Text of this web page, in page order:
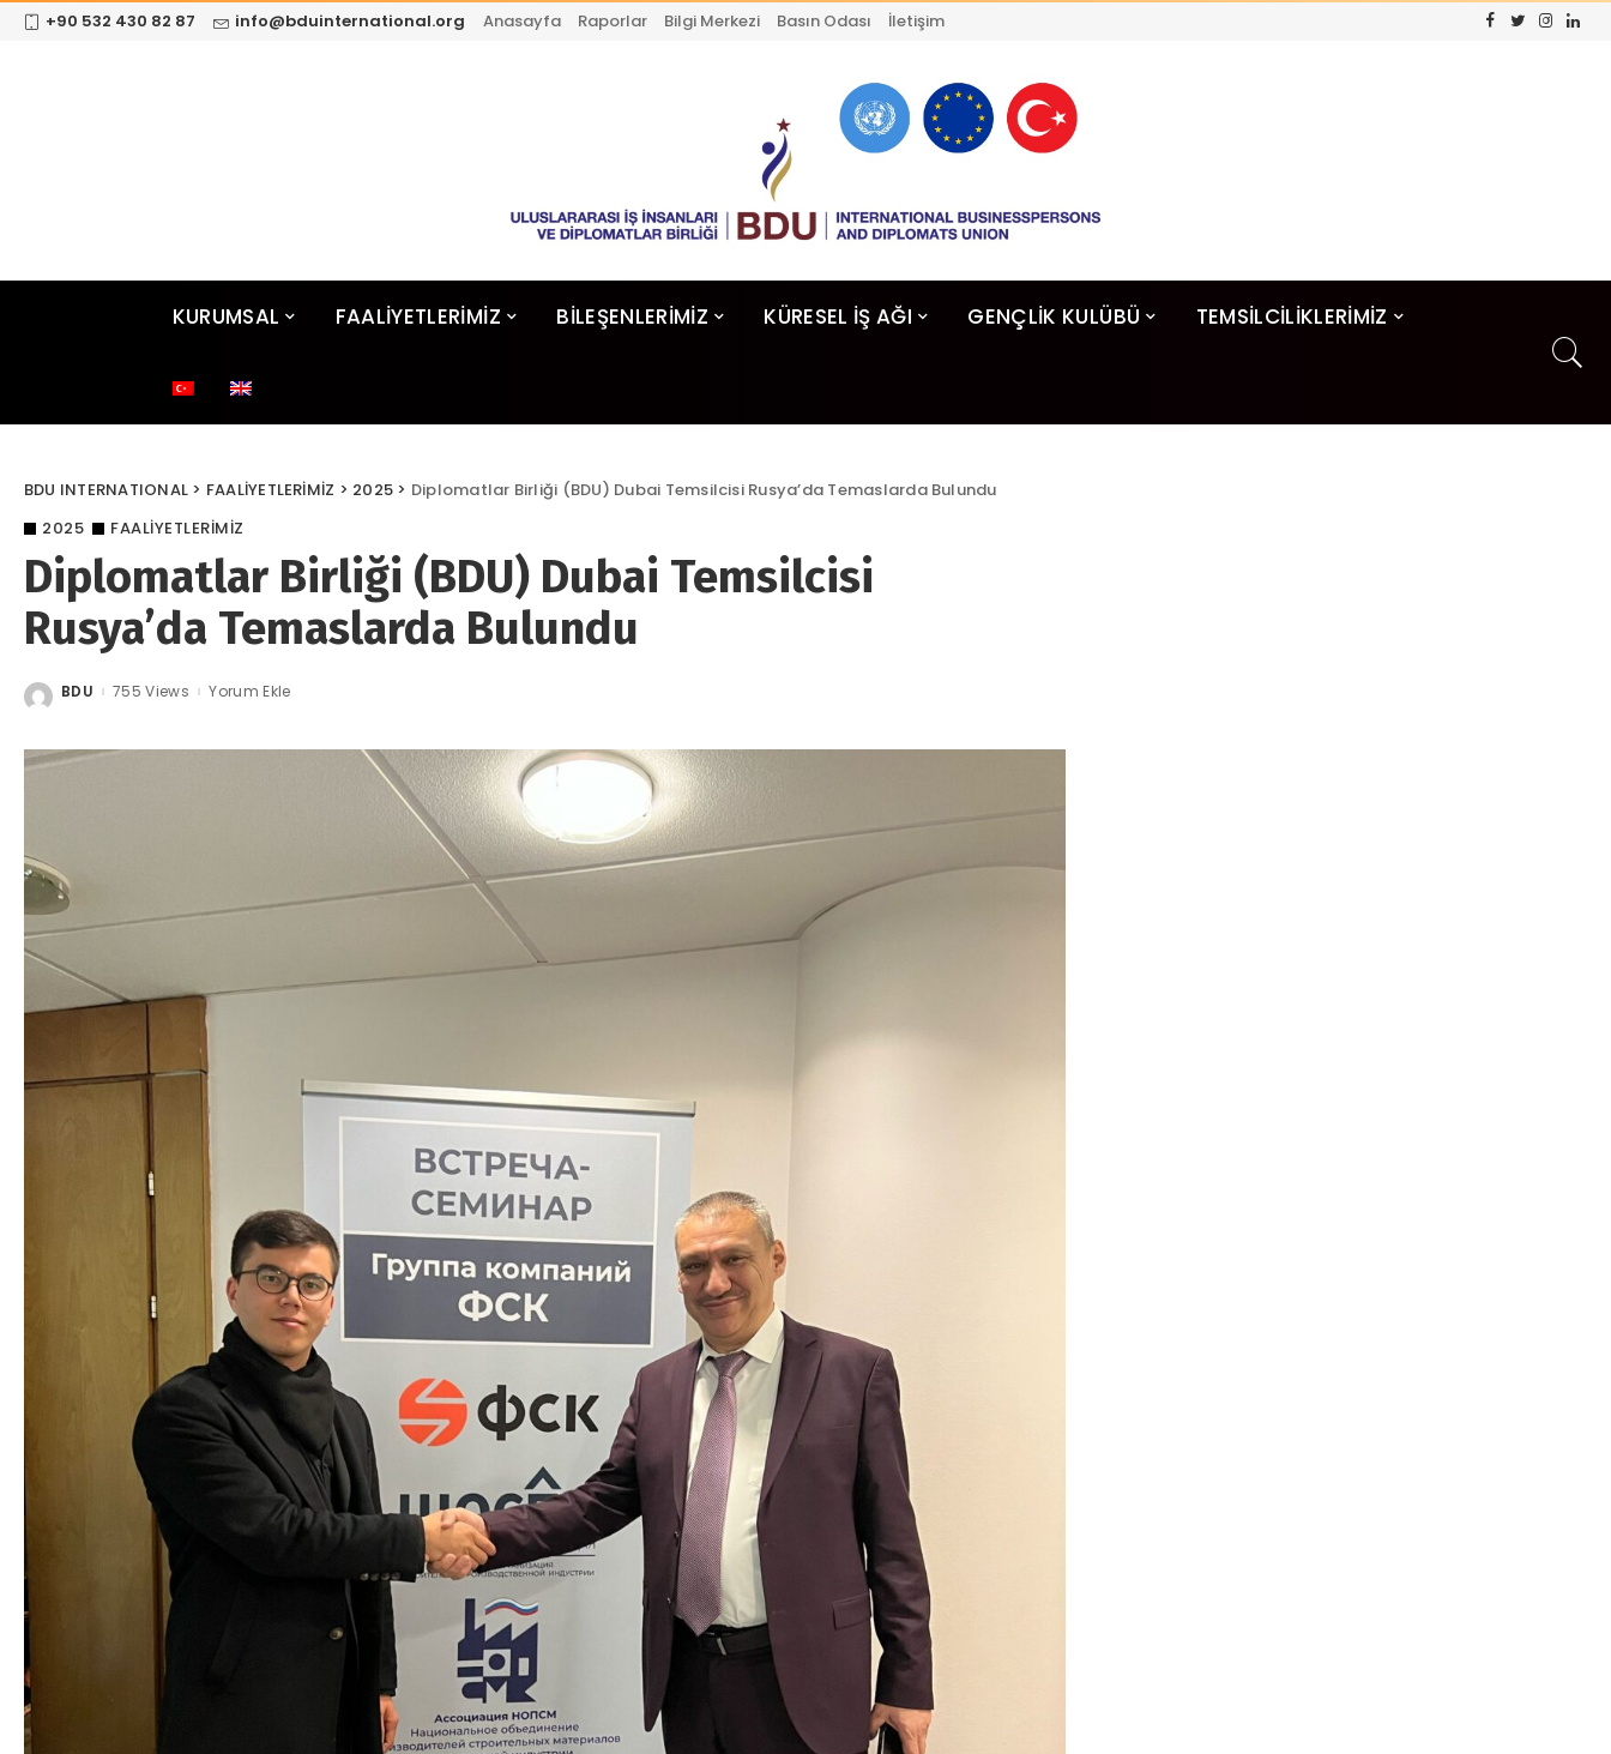
+90 532 430 82 87 info@bduinternational.org Anasayfa Raporlar Bilgi Merkezi Basın Odası İletişim
KURUMSAL FAALİYETLERİMİZ BİLEŞENLERİMİZ KÜRESEL İŞ AĞI GENÇLİK KULÜBÜ TEMSİLCİLİKLERİMİZ
BDU INTERNATIONAL > FAALİYETLERİMİZ > 2025 > Diplomatlar Birliği (BDU) Dubai Temsilcisi Rusya’da Temaslarda Bulundu
2025
FAALİYETLERİMİZ
Diplomatlar Birliği (BDU) Dubai Temsilcisi
Rusya’da Temaslarda Bulundu
Posted
BDU 755 Views Yorum Ekle